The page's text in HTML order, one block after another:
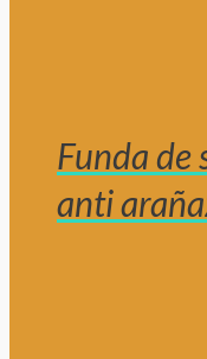
Funda de
anti